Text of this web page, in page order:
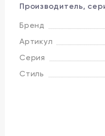
Производитель,
Бренд
Артикул
Серия
Стиль